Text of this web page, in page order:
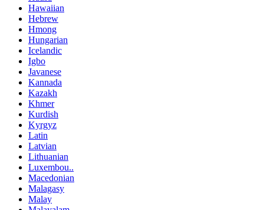
Hawaiian
Hebrew
Hmong
Hungarian
Icelandic
Igbo
Javanese
Kannada
Kazakh
Khmer
Kurdish
Kyrgyz
Latin
Latvian
Lithuanian
Luxembou..
Macedonian
Malagasy
Malay